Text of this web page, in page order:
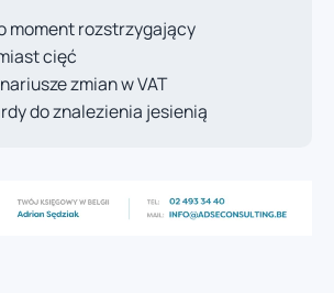
moment rozstrzygający
cięć
zmian w VAT
do znalezienia jesienią